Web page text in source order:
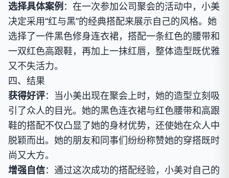
选择具体案例 ：在一次参加公司聚会的活动中，小美
决定采用“红与黑”的经典搭配来展示自己的风格。她
选择了一件黑色修身连衣裙，搭配一条红色的腰带和
一双红色高跟鞋，再加上一抹红唇，整体造型既优雅
又不失活力。
四、结果
获得好评：当小美出现在聚会上时，她的造型立刻吸
引了众人的目光。她的黑色连衣裙与红色腰带和高跟
鞋的搭配不仅凸显了她的身材优势，还使她在众人中
脱颖而出。她的朋友和同事们纷纷称赞她的穿搭既时
尚又大方。
增强自信：通过这次成功的搭配经验，小美对自己的